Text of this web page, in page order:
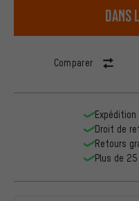
dans
Comparer
Droit de
Retours
Plus de